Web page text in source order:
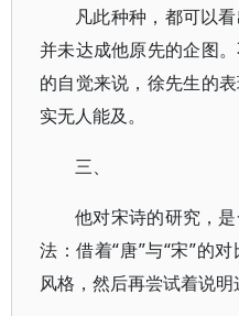
凡此种种，都可以
并未达成他原先的企图
的自觉来说，徐先生的
实无人能及。
三、
他对宋诗的研究，
法：借着“唐”与“宋”的
风格，然后再尝试着说明